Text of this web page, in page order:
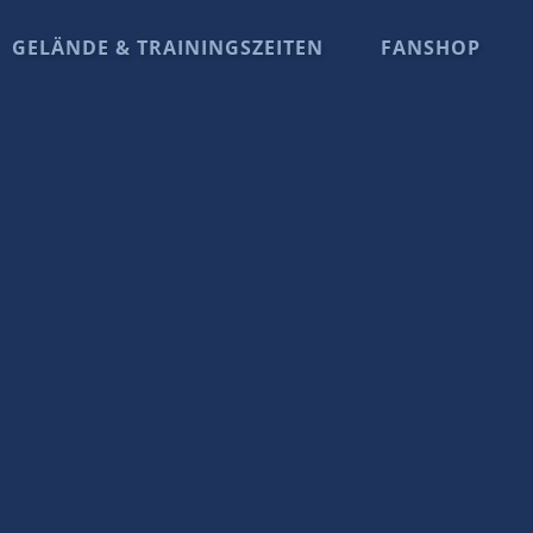
GELÄNDE & TRAININGSZEITEN FANSHOP